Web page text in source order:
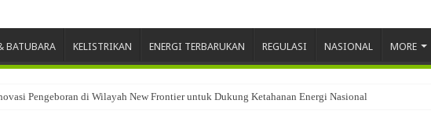
BATUBARA KELISTRIKAN ENERGI TERBARUKAN REGULASI NASIONAL MORE
Pengeboran di Wilayah New Frontier untuk Dukung Ketahanan Energi Nasional